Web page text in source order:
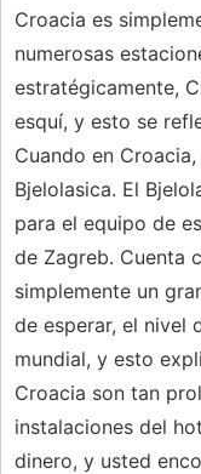
Croacia es
numerosas
estratégicamente,
esquí, y esto se
Cuando en
Bjelolasica. El
para el equipo de
de Zagreb. Cuenta
simplemente un
de esperar, el nivel
mundial, y esto
Croacia son tan
instalaciones del
dinero, y usted